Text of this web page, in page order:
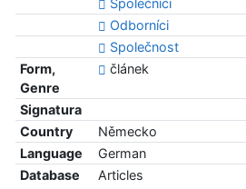
Společníci
Odborníci
Společnost
Form,
Genre
článek
Signatura
Country
Německo
Language
German
Database
Articles